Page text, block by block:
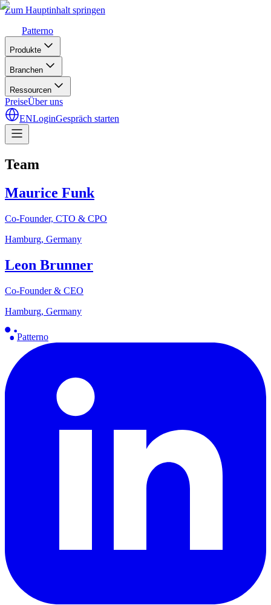
Zum Hauptinhalt springen
Patterno
Produkte
Branchen
Ressourcen
PreiseÜber uns
ENLoginGespräch starten
Team
Maurice Funk
Co-Founder, CTO & CPO
Hamburg, Germany
Leon Brunner
Co-Founder & CEO
Hamburg, Germany
Patterno